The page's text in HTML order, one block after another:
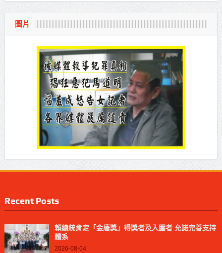
圖片
Recent Posts
賴總統肯定「金唐獎」得獎者及入圍者 允諾完善支持
體系
2026-08-04